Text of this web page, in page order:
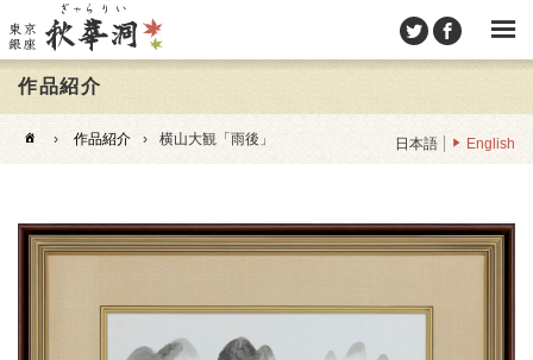
作品紹介
› 作品紹介 › 横山大観「雨後」 日本語 English